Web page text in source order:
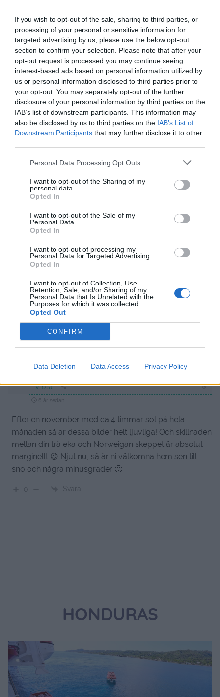
If you wish to opt-out of the sale, sharing to third parties, or
processing of your personal or sensitive information for
targeted advertising by us, please use the below opt-out
section to confirm your selection. Please note that after your
opt-out request is processed you may continue seeing
interest-based ads based on personal information utilized by
us or personal information disclosed to third parties prior to
your opt-out. You may separately opt-out of the further
disclosure of your personal information by third parties on the
IAB’s list of downstream participants. This information may
also be disclosed by us to third parties on the IAB’s List of
Downstream Participants that may further disclose it to other
Personal Data Processing Opt Outs
I want to opt-out of the Sharing of my
personal data.
Opted In
I want to opt-out of the Sale of my
Personal Data.
Opted In
I want to opt-out of processing my
Personal Data for Targeted Advertising.
Opted In
I want to opt-out of Collection, Use,
Retention, Sale, and/or Sharing of my
Personal Data that Is Unrelated with the
Purposes for which it was collected.
Opted Out
CONFIRM
Data Deletion Data Access Privacy Policy
Prenumerera
{} [+]
COMMENT
Viola
Efter en november med ca 4 timmar sol på hela
månaden så är dessa bilder helt ljuvliga! Och skillnaden
mellan din trä eka och Norweigan skeppet är absolut
marginellt 😉 Njut nu, så är ni välkomna hem sen till
snö och några minusgrader 🙂
Svara
HONDURAS